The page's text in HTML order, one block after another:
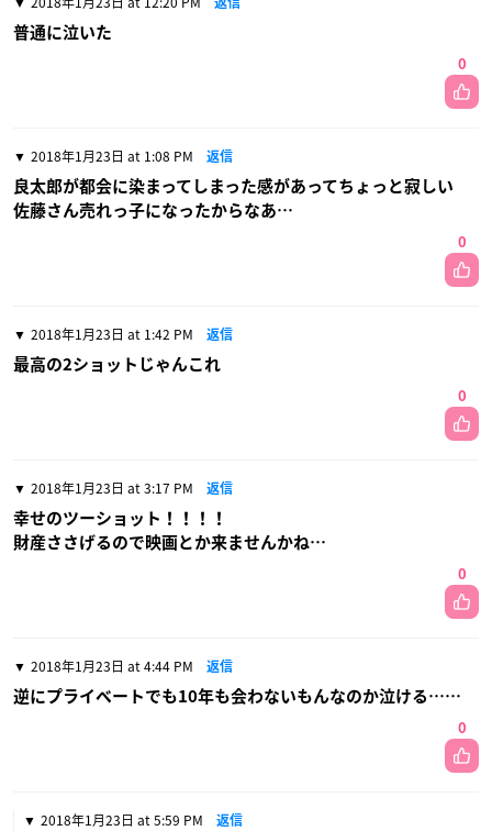
普通に泣いた
0
2018年1月23日 at 1:08 PM 返信
良太郎が都会に染まってしまった感があってちょっと寂しい
佐藤さん売れっ子になったからなあ…
0
2018年1月23日 at 1:42 PM 返信
最高の2ショットじゃんこれ
0
2018年1月23日 at 3:17 PM 返信
幸せのツーショット！！！！
財産ささげるので映画とか来ませんかね…
0
2018年1月23日 at 4:44 PM 返信
逆にプライベートでも10年も会わないもんなのか泣ける……
0
2018年1月23日 at 5:59 PM 返信